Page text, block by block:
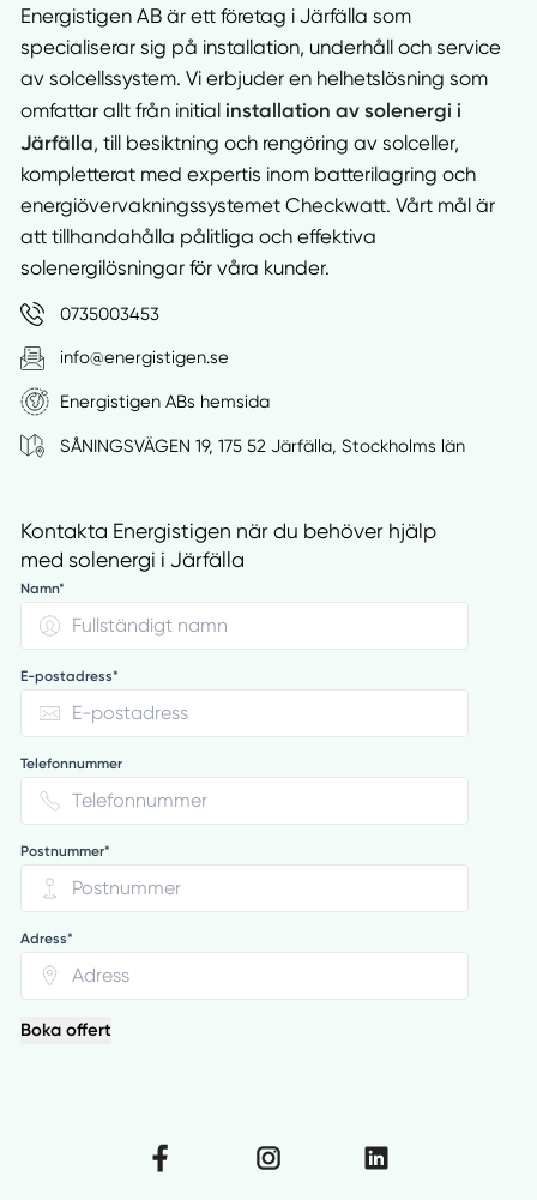
Energistigen AB är ett företag i Järfälla som
specialiserar sig på installation, underhåll och service
av solcellssystem. Vi erbjuder en helhetslösning som
omfattar allt från initial installation av solenergi i
Järfälla, till besiktning och rengöring av solceller,
kompletterat med expertis inom batterilagring och
energiövervakningssystemet Checkwatt. Vårt mål är
att tillhandahålla pålitliga och effektiva
solenergilösningar för våra kunder.
0735003453
info@energistigen.se
Energistigen ABs hemsida
SÅNINGSVÄGEN 19, 175 52 Järfälla, Stockholms län
Kontakta Energistigen när du behöver hjälp
med solenergi i Järfälla
Namn*
E-postadress*
Telefonnummer
Postnummer*
Adress*
Boka offert